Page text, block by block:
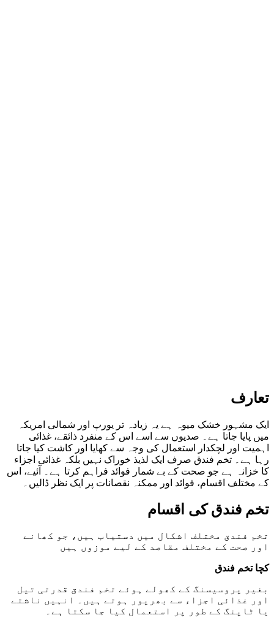
تعارف
ایک مشہور خشک میوہ ہے یہ زیادہ تر یورپ اور شمالی امریکہ
میں پایا جاتا ہے۔ صدیوں سے اسے اس کے منفرد ذائقے، غذائی
اہمیت اور لچکدار استعمال کی وجہ سے کھایا اور کاشت کیا جاتا
رہا ہے۔ تخم فندق صرف ایک لذیذ خوراک نہیں بلکہ غذائی اجزاء
کا خزانہ ہے جو صحت کے بے شمار فوائد فراہم کرتا ہے۔ آئیے، اس
کے مختلف اقسام، فوائد اور ممکنہ نقصانات پر ایک نظر ڈالیں۔
تخم فندق کی اقسام
تخم فندق مختلف اشکال میں دستیاب ہیں، جو کھانے
اور صحت کے مختلف مقاصد کے لیے موزوں ہیں
کچا تخم فندق
بغیر پروسیسنگ کے کھولے ہوئے تخم فندق قدرتی تیل
اور غذائی اجزاء سے بھرپور ہوتے ہیں۔ انہیں ناشتے
یا ٹاپنگ کے طور پر استعمال کیا جا سکتا ہے۔